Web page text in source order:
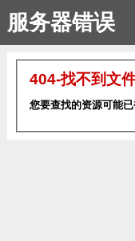
服务器错误
404-找不到文件
您要查找的资源可能